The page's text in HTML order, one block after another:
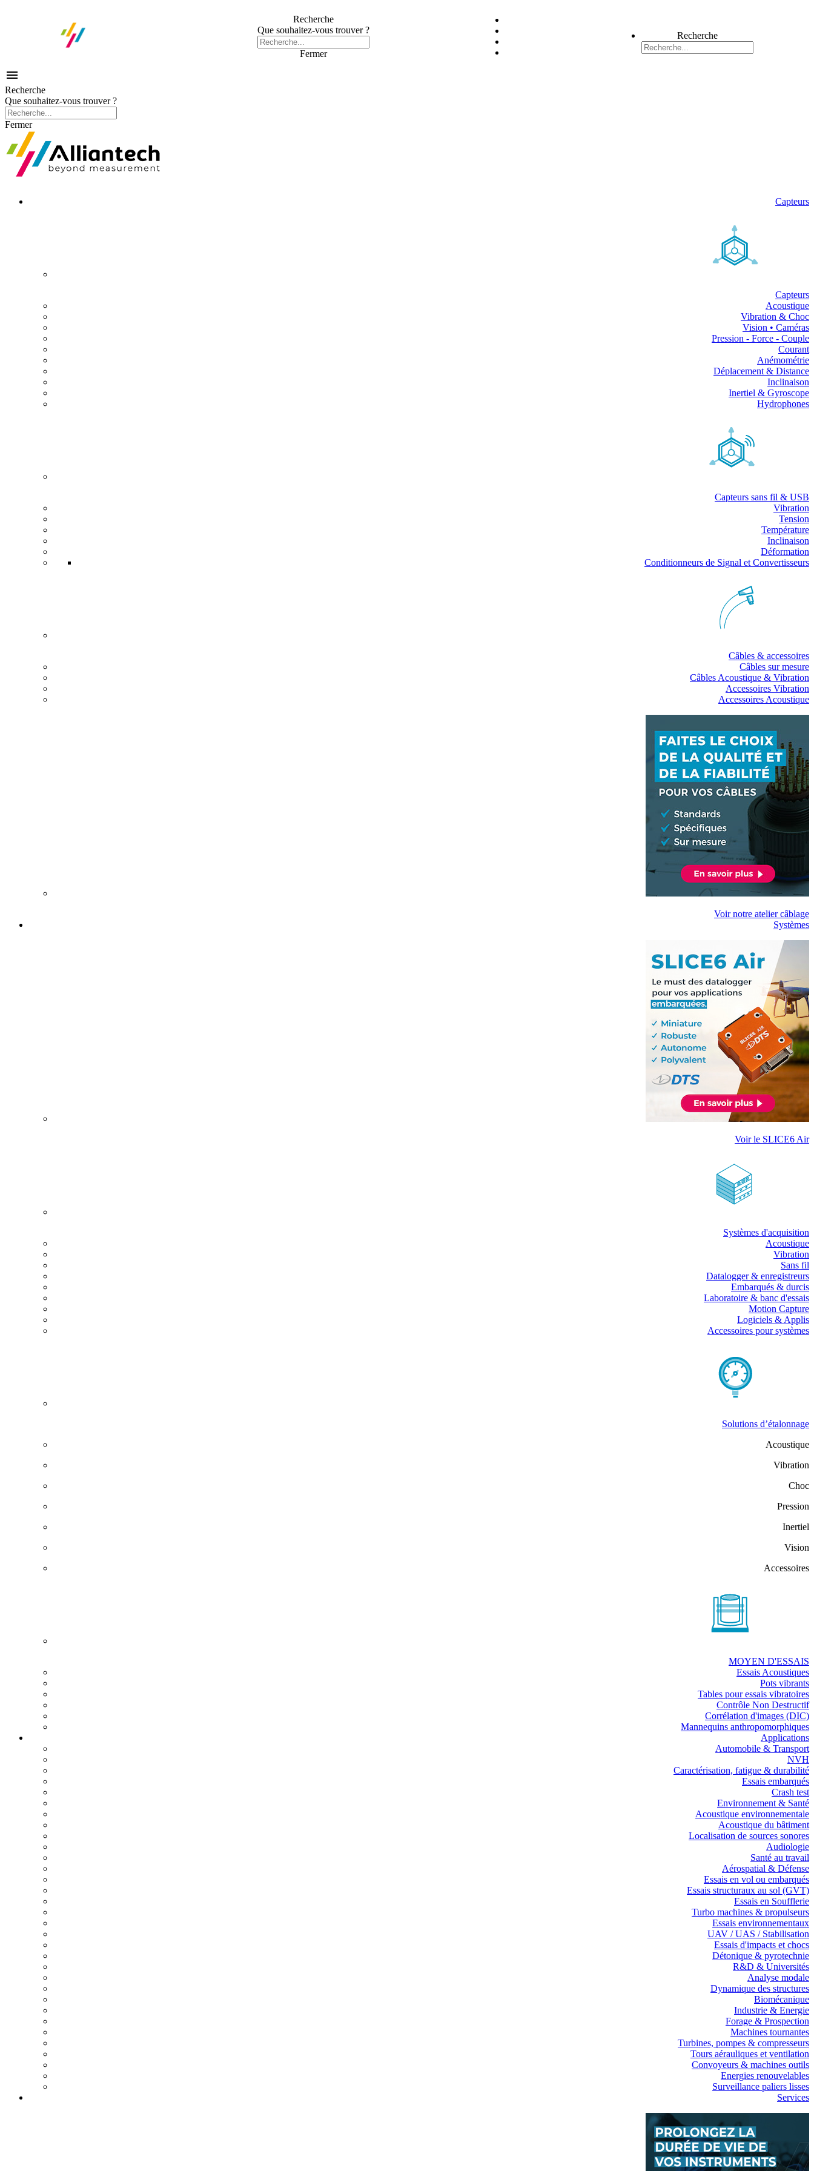
Recherche
Que souhaitez-vous trouver ?
Fermer
Recherche

Recherche
Que souhaitez-vous trouver ?
Fermer
Capteurs
Capteurs
Acoustique
Vibration & Choc
Vision • Caméras
Pression - Force - Couple
Courant
Anémométrie
Déplacement & Distance
Inclinaison
Inertiel & Gyroscope
Hydrophones
Capteurs sans fil & USB
Vibration
Tension
Température
Inclinaison
Déformation
Conditionneurs de Signal et Convertisseurs
Câbles & accessoires
Câbles sur mesure
Câbles Acoustique & Vibration
Accessoires Vibration
Accessoires Acoustique
Voir notre atelier câblage
Systèmes
Voir le SLICE6 Air
Systèmes d'acquisition
Acoustique
Vibration
Sans fil
Datalogger & enregistreurs
Embarqués & durcis
Laboratoire & banc d'essais
Motion Capture
Logiciels & Applis
Accessoires pour systèmes
Solutions d’étalonnage
Acoustique
Vibration
Choc
Pression
Inertiel
Vision
Accessoires
MOYEN D'ESSAIS
Essais Acoustiques
Pots vibrants
Tables pour essais vibratoires
Contrôle Non Destructif
Corrélation d'images (DIC)
Mannequins anthropomorphiques
Applications
Automobile & Transport
NVH
Caractérisation, fatigue & durabilité
Essais embarqués
Crash test
Environnement & Santé
Acoustique environnementale
Acoustique du bâtiment
Localisation de sources sonores
Audiologie
Santé au travail
Aérospatial & Défense
Essais en vol ou embarqués
Essais structuraux au sol (GVT)
Essais en Soufflerie
Turbo machines & propulseurs
Essais environnementaux
UAV / UAS / Stabilisation
Essais d'impacts et chocs
Détonique & pyrotechnie
R&D & Universités
Analyse modale
Dynamique des structures
Biomécanique
Industrie & Energie
Forage & Prospection
Machines tournantes
Turbines, pompes & compresseurs
Tours aérauliques et ventilation
Convoyeurs & machines outils
Energies renouvelables
Surveillance paliers lisses
Services